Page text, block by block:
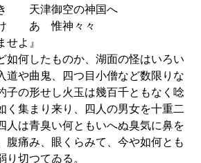
天津御空の神国へ
あゝ惟神々々
よ』
如何したものか、湖面の怪はいろい
道や曲鬼、四つ目小僧など数限りな
子の形せし火玉は幾百千ともなく唸
く集まり来り、四人の男女を十重二
人は青臭い何ともいへぬ臭気に鼻を
腹痛み、眼くらみて、今や如何とも
り切つてゐる。